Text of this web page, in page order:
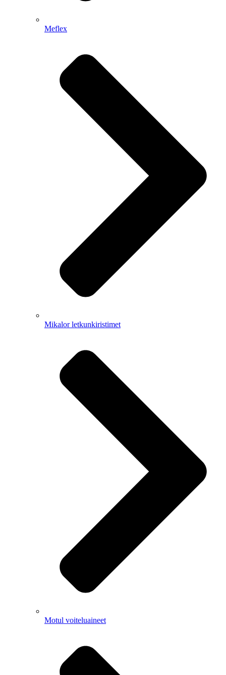
Meflex
Mikalor letkunkiristimet
Motul voiteluaineet